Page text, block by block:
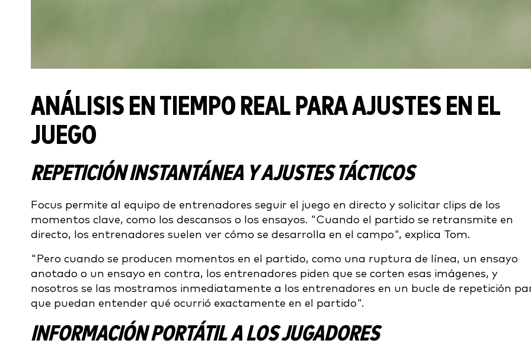
ANÁLISIS EN TIEMPO REAL PARA AJUSTES EN EL
JUEGO
REPETICIÓN INSTANTÁNEA Y AJUSTES TÁCTICOS
Focus permite al equipo de entrenadores seguir el juego en directo y solicitar clips de los
momentos clave, como los descansos o los ensayos. "Cuando el partido se retransmite en
directo, los entrenadores suelen ver cómo se desarrolla en el campo", explica Tom.
"Pero cuando se producen momentos en el partido, como una ruptura de línea, un ensayo
anotado o un ensayo en contra, los entrenadores piden que se corten esas imágenes, y
nosotros se las mostramos inmediatamente a los entrenadores en un bucle de repetición
que puedan entender qué ocurrió exactamente en el partido".
INFORMACIÓN PORTÁTIL A LOS JUGADORES